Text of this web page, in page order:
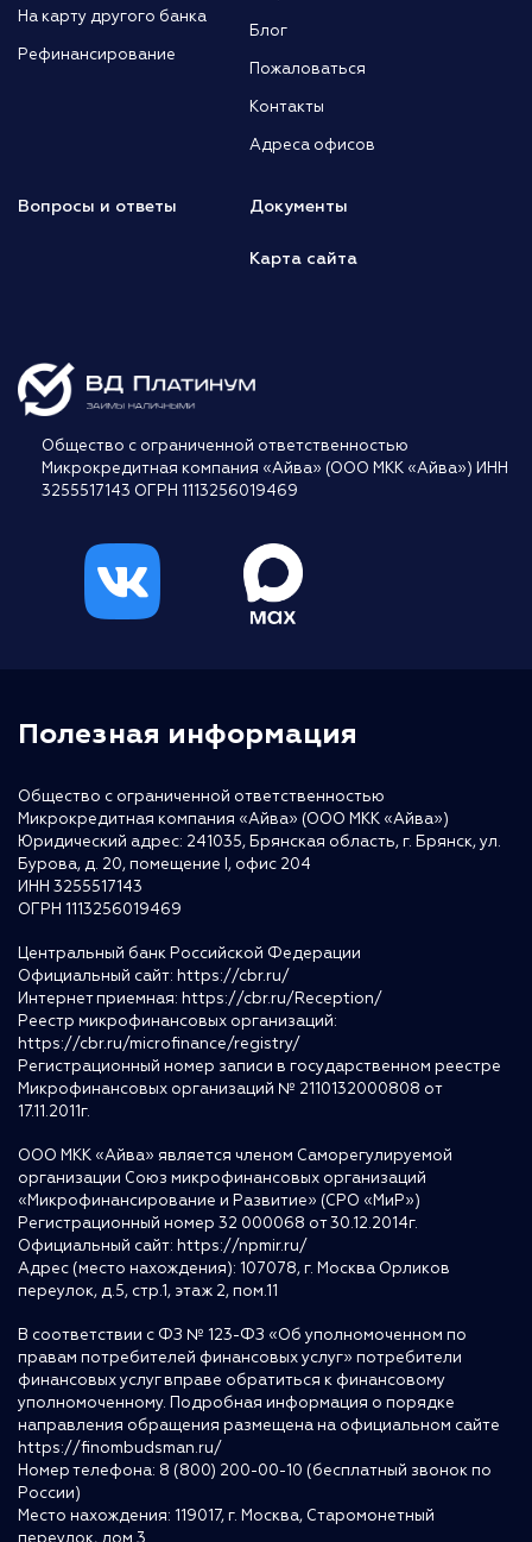
На карту другого банка
Рефинансирование
Блог
Пожаловаться
Контакты
Адреса офисов
Вопросы и ответы Документы
Карта сайта
Общество с ограниченной ответственностью
Микрокредитная компания «Айва» (ООО МКК «Айва») ИНН
3255517143 ОГРН 1113256019469
Полезная информация
Общество с ограниченной ответственностью
Микрокредитная компания «Айва» (ООО МКК «Айва»)
Юридический адрес: 241035, Брянская область, г. Брянск, ул.
Бурова, д. 20, помещение I, офис 204
ИНН 3255517143
ОГРН 1113256019469
Центральный банк Российской Федерации
Официальный сайт: https://cbr.ru/
Интернет приемная: https://cbr.ru/Reception/
Реестр микрофинансовых организаций:
https://cbr.ru/microfinance/registry/
Регистрационный номер записи в государственном реестре
Микрофинансовых организаций № 2110132000808 от
17.11.2011г.
ООО МКК «Айва» является членом Саморегулируемой
организации Союз микрофинансовых организаций
«Микрофинансирование и Развитие» (СРО «МиР»)
Регистрационный номер 32 000068 от 30.12.2014г.
Официальный сайт: https://npmir.ru/
Адрес (место нахождения): 107078, г. Москва Орликов
переулок, д.5, стр.1, этаж 2, пом.11
В соответствии с ФЗ № 123-ФЗ «Об уполномоченном по
правам потребителей финансовых услуг» потребители
финансовых услуг вправе обратиться к финансовому
уполномоченному. Подробная информация о порядке
направления обращения размещена на официальном сайте
https://finombudsman.ru/
Номер телефона: 8 (800) 200-00-10 (бесплатный звонок по
России)
Место нахождения: 119017, г. Москва, Старомонетный